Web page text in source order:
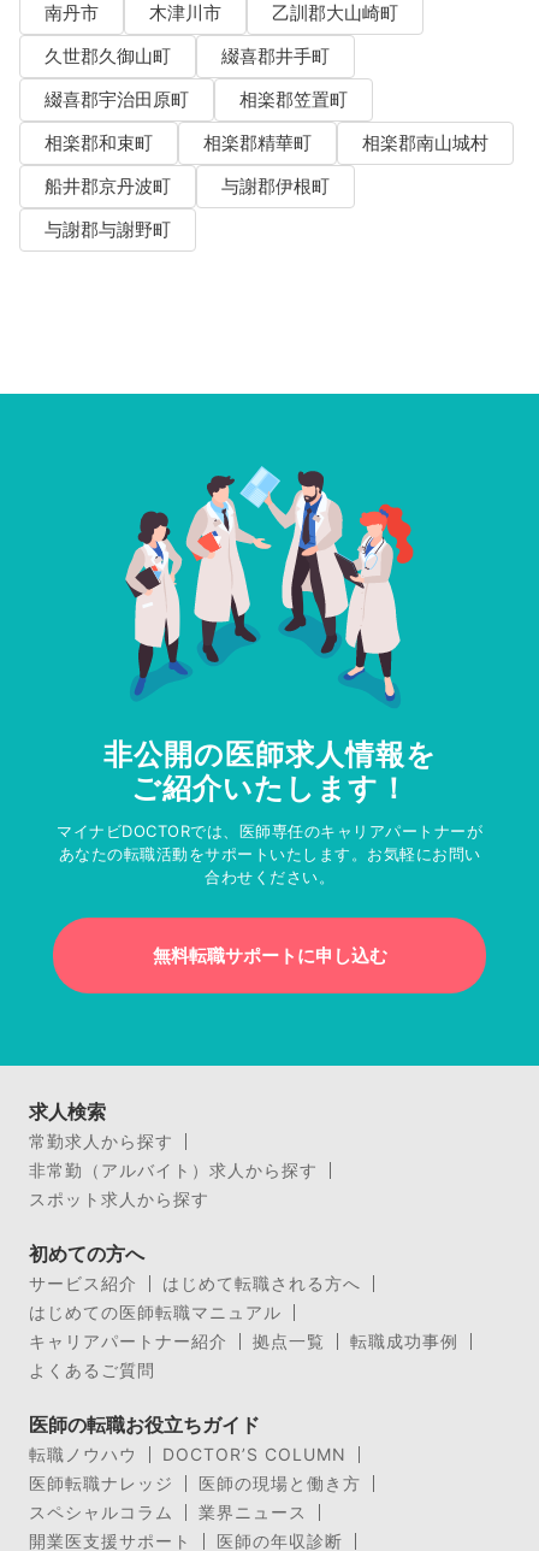
南丹市
木津川市
乙訓郡大山崎町
久世郡久御山町
綴喜郡井手町
綴喜郡宇治田原町
相楽郡笠置町
相楽郡和束町
相楽郡精華町
相楽郡南山城村
船井郡京丹波町
与謝郡伊根町
与謝郡与謝野町
非公開の医師求人情報を
ご紹介いたします！
マイナビDOCTORでは、医師専任のキャリアパートナーが
あなたの転職活動をサポートいたします。お気軽にお問い
合わせください。
無料転職サポートに申し込む
求人検索
常勤求人から探す
非常勤（アルバイト）求人から探す
スポット求人から探す
初めての方へ
サービス紹介
はじめて転職される方へ
はじめての医師転職マニュアル
キャリアパートナー紹介
拠点一覧
転職成功事例
よくあるご質問
医師の転職お役立ちガイド
転職ノウハウ
DOCTOR’S COLUMN
医師転職ナレッジ
医師の現場と働き方
スペシャルコラム
業界ニュース
開業医支援サポート
医師の年収診断